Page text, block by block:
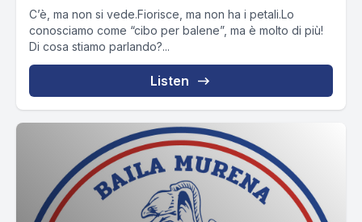
C’è, ma non si vede.Fiorisce, ma non ha i petali.Lo
conosciamo come “cibo per balene”, ma è molto di più!
Di cosa stiamo parlando?...
Listen